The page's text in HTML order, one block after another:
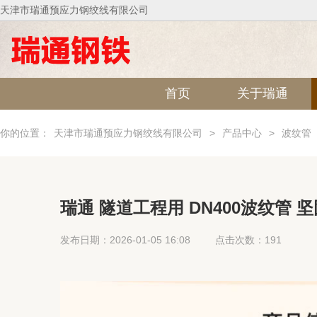
天津市瑞通预应力钢绞线有限公司
首页 关于瑞通
你的位置： 天津市瑞通预应力钢绞线有限公司 > 产品中心 > 波纹管
瑞通 隧道工程用 DN400波纹管
发布日期：2026-01-05 16:08 点击次数：191